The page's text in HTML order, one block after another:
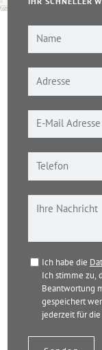
Ich habe die
Ich stimme zu,
Beantwortung
gespeichert
jederzeit für